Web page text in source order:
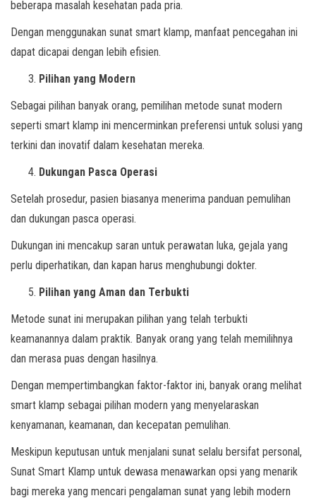
beberapa masalah kesehatan pada pria.
Dengan menggunakan sunat smart klamp, manfaat pencegahan ini
dapat dicapai dengan lebih efisien.
Pilihan yang Modern
Sebagai pilihan banyak orang, pemilihan metode sunat modern
seperti smart klamp ini mencerminkan preferensi untuk solusi yang
terkini dan inovatif dalam kesehatan mereka.
Dukungan Pasca Operasi
Setelah prosedur, pasien biasanya menerima panduan pemulihan
dan dukungan pasca operasi.
Dukungan ini mencakup saran untuk perawatan luka, gejala yang
perlu diperhatikan, dan kapan harus menghubungi dokter.
Pilihan yang Aman dan Terbukti
Metode sunat ini merupakan pilihan yang telah terbukti
keamanannya dalam praktik. Banyak orang yang telah memilihnya
dan merasa puas dengan hasilnya.
Dengan mempertimbangkan faktor-faktor ini, banyak orang melihat
smart klamp sebagai pilihan modern yang menyelaraskan
kenyamanan, keamanan, dan kecepatan pemulihan.
Meskipun keputusan untuk menjalani sunat selalu bersifat personal,
Sunat Smart Klamp untuk dewasa menawarkan opsi yang menarik
bagi mereka yang mencari pengalaman sunat yang lebih modern